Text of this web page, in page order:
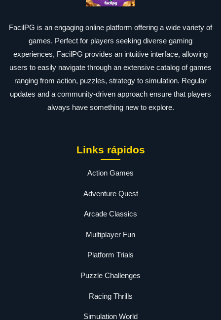
FacilPG is an engaging online platform offering a wide variety of
games. Perfect for players seeking diverse gaming
experiences, FacilPG provides an intuitive interface, allowing
users to easily navigate through an extensive catalog of games
ranging from action, puzzles, strategy to simulation. Regular
updates and a community-driven approach ensure that players
always have something new to explore.
Links rápidos
Action Games
Adventure Quest
Arcade Classics
Multiplayer Fun
Platform Trials
Puzzle Challenges
Racing Thrills
Simulation World